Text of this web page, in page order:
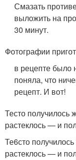
Смазать
выложить на
30 минут.
Фотографии
в рецепте было
поняла, что
рецепт. И вот!
Тесто получилось
растеклось — и
Те6сто
растеклось — и